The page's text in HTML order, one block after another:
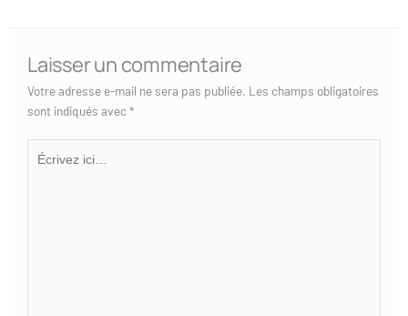
Laisser un commentaire
Votre adresse e-mail ne sera pas publiée. Les champs obligatoires
sont indiqués avec*
ici…